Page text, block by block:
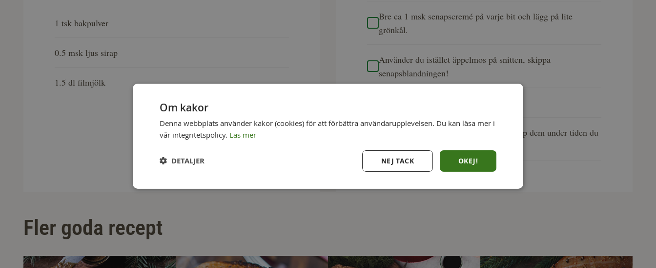
1 tsk bakpulver
0.5 msk ljus sirap
1.5 dl filmjölk
Bre ca 1 msk senapscremé på varje bit och lägg på lite
grönkål.
Använder du istället äppelmos på snitten, skippa
senapsblandningen!
Servera snabbt så att du inte råkar äta upp dem under tiden du
Fler goda recept
Om kakor
Denna webbplats använder kakor (cookies) för att förbättra användarupplevelsen. Du kan läsa mer i
vår integritetspolicy. Läs mer
OKEJ!
NEJ TACK
DETALJER